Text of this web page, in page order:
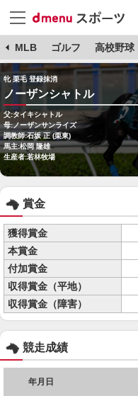
MLB ゴルフ 高校野球
牝 栗毛 登録抹消
ノーザンシャトル
父:タイキシャトル
母:ノーザンサンライズ
調教師:石坂 正 (栗東)
馬主:松岡 隆雄
生産者:若林牧場
賞金
獲得賞金
本賞金
付加賞金
収得賞金（平地）
収得賞金（障害）
競走成績
年月日